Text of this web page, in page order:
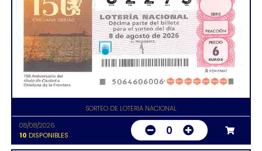
SORTEO DE LOTERIA NACIONAL
08/08/2026
10 DISPONIBLES 0